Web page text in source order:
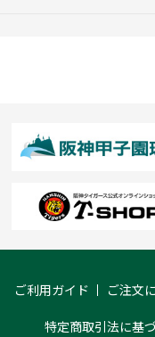
ご利用ガイド ご注文
特定商取引法に基